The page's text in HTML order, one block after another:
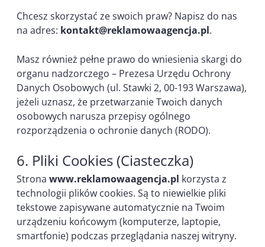
Chcesz skorzystać ze swoich praw? Napisz do nas
na adres: kontakt@reklamowaagencja.pl.
Masz również pełne prawo do wniesienia skargi do
organu nadzorczego – Prezesa Urzędu Ochrony
Danych Osobowych (ul. Stawki 2, 00-193 Warszawa),
jeżeli uznasz, że przetwarzanie Twoich danych
osobowych narusza przepisy ogólnego
rozporządzenia o ochronie danych (RODO).
6. Pliki Cookies (Ciasteczka)
Strona www.reklamowaagencja.pl korzysta z
technologii plików cookies. Są to niewielkie pliki
tekstowe zapisywane automatycznie na Twoim
urządzeniu końcowym (komputerze, laptopie,
smartfonie) podczas przeglądania naszej witryny.